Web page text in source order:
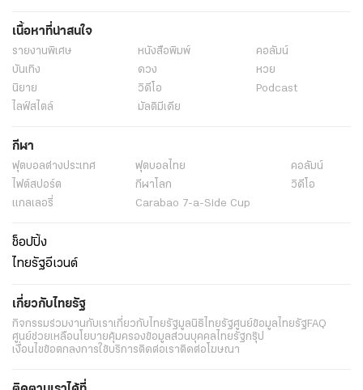
เนื้อหาที่น่าสนใจ
รายงานพิเศษ หนังสือพิมพ์
คอลัมน์
บันเทิง
ดวง
หวย
นิยาย
วิดีโอ
Podcast
ไลฟ์สไตล์
มัลติมีเดีย
กีฬา
ฟุตบอลต่่างประเทศ ฟุตบอลไทย
คอลัมน์
ไฟต์สปอร์ต
กีฬาโลก
วิดีโอ
แกลเลอรี่
Carabao 7-a-Side Cup
ช็อปปิ้ง
ไทยรัฐอีเวนต์
เกี่ยวกับไทยรัฐ
กิจกรรมร่วมงานกับเราเกี่ยวกับไทยรัฐมูลนิธิไทยรัฐศูนย์ข้อมูลไทยรัฐFAQ
ศูนย์ช่วยเหลือนโยบายคุ้มครองข้อมูลส่วนบุคคลไทยรัฐกรุ๊ป
เงื่อนไขข้อตกลงการใช้บริการติดต่อเราติดต่อโฆษณา